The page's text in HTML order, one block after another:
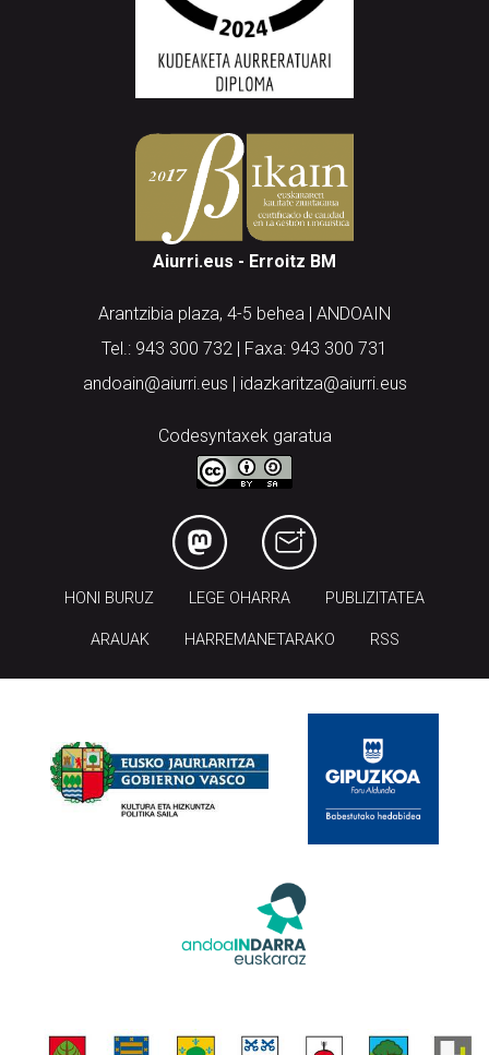
Aiurri.eus - Erroitz BM
Arantzibia plaza, 4-5 behea | ANDOAIN
Tel.: 943 300 732 | Faxa: 943 300 731
andoain@aiurri.eus | idazkaritza@aiurri.eus
Codesyntaxek garatua
HONI BURUZ LEGE OHARRA PUBLIZITATEA
ARAUAK HARREMANETARAKO RSS